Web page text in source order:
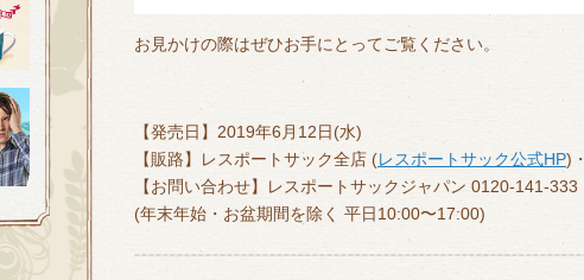
お見かけの際はぜひお手にとってご覧ください。
【発売日】2019年6月12日(水)
【販路】レスポートサック全店 (レスポートサック公式HP)・
【お問い合わせ】レスポートサックジャパン 0120-141-333
(年末年始・お盆期間を除く 平日10:00〜17:00)